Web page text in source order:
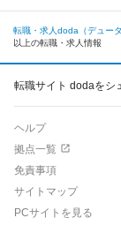
転職・求人doda（デュー
以上の転職・求人情報
転職サイト dodaをシ
ヘルプ
拠点一覧
免責事項
サイトマップ
PCサイトを見る